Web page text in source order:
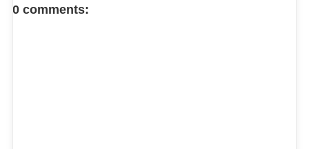
FACEBOOK COMMENT
0 comments: